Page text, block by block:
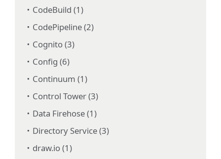
CodeBuild (1)
CodePipeline (2)
Cognito (3)
Config (6)
Continuum (1)
Control Tower (3)
Data Firehose (1)
Directory Service (3)
draw.io (1)